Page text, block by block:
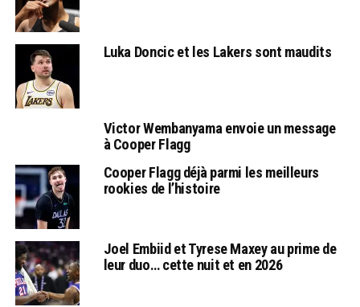
Luka Doncic et les Lakers sont maudits
Victor Wembanyama envoie un message
à Cooper Flagg
Cooper Flagg déjà parmi les meilleurs
rookies de l’histoire
Joel Embiid et Tyrese Maxey au prime de
leur duo… cette nuit et en 2026